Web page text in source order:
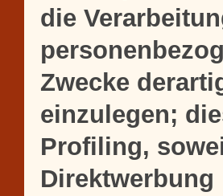
die
Zwecke
einzulegen;
Profiling,